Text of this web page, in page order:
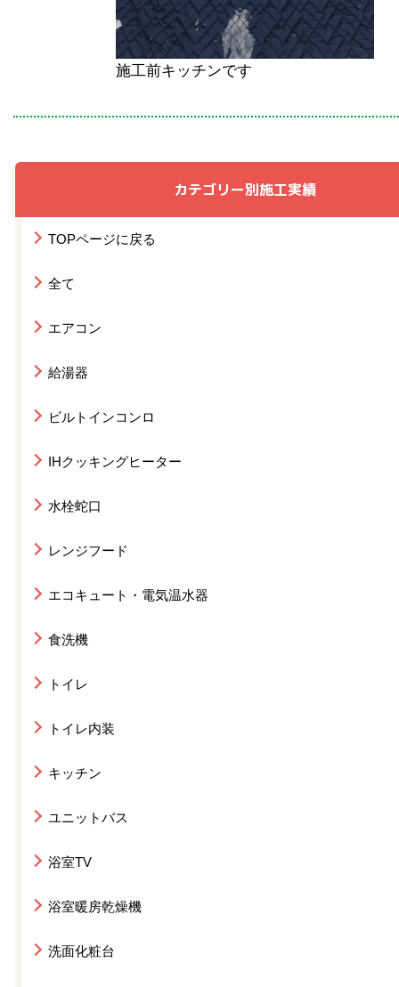
カテゴリー別施工実績
TOPページに戻る
全て
エアコン
給湯器
ビルトインコンロ
IHクッキングヒーター
水栓蛇口
レンジフード
エコキュート・電気温水器
食洗機
トイレ
トイレ内装
キッチン
ユニットバス
浴室TV
浴室暖房乾燥機
洗面化粧台
施工前キッチンです